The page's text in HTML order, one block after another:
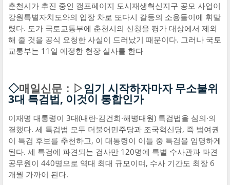
춘천시가 추진 중인 캠프페이지 도시재생혁신지구 공모 사업이
강원특별자치도와의 입장 차로 또다시 갈등의 소용돌이에 휘말
렸다. 도가 국토교통부에 춘천시의 신청을 평가 대상에서 제외
해 줄 것을 공식 요청한 사실이 드러났기 때문이다. 그러나 국토
교통부는 11일 예정한 현장 실사를 한다
◇매일신문：▷임기 시작하자마자 무소불위
3대 특검법, 이것이 통합인가
이재명 대통령이 3대(내란·김건희·해병대원) 특검법을 심의·의
결했다. 세 특검법 모두 더불어민주당과 조국혁신당, 즉 범여권
이 특검 후보를 추천하고, 이 대통령이 이들 중 특검을 임명하게
된다. 세 특검에 파견되는 검사만 120명에 특별 수사관과 파견
공무원이 440명으로 역대 최대 규모이며, 수사 기간도 최장 6
개월 가까이 된다.